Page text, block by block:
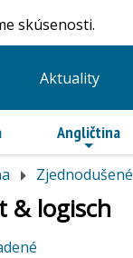
skúsenosti.
Aktuality
Angličtina
& logisch